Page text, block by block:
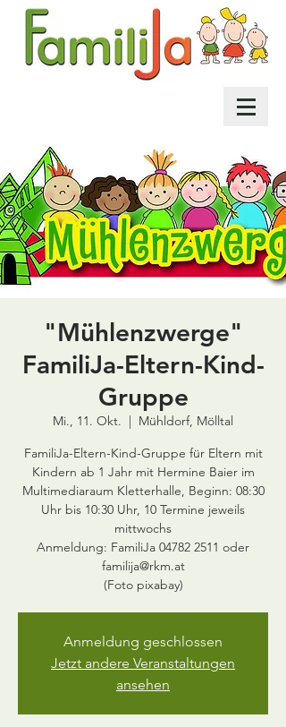
"Mühlenzwerge"
FamiliJa-Eltern-Kind-
Gruppe
Mi., 11. Okt.
  |
Mühldorf, Mölltal
FamiliJa-Eltern-Kind-Gruppe für Eltern mit
Kindern ab 1 Jahr mit Hermine Baier im
Multimediaraum Kletterhalle, Beginn: 08:30
Uhr bis 10:30 Uhr, 10 Termine jeweils
mittwochs
Anmeldung: FamiliJa 04782 2511 oder
familija@rkm.at
(Foto pixabay)
Anmeldung geschlossen
Jetzt andere Veranstaltungen
ansehen